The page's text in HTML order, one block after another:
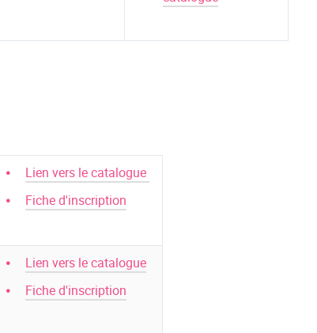
Lien vers le catalogue
Fiche d'inscription
Lien vers le catalogue
Fiche d'inscription